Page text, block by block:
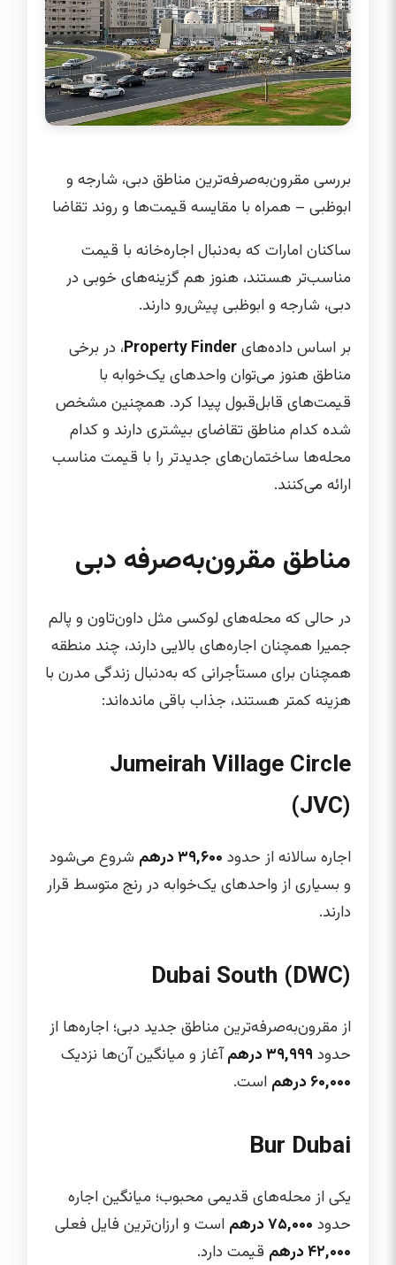
بررسی مقرون‌به‌صرفه‌ترین مناطق دبی، شارجه و
ابوظبی – همراه با مقایسه قیمت‌ها و روند تقاضا
ساکنان امارات که به‌دنبال اجاره‌خانه با قیمت
مناسب‌تر هستند، هنوز هم گزینه‌های خوبی در
دبی، شارجه و ابوظبی پیش‌رو دارند.
بر اساس داده‌هایProperty Finder، در برخی
مناطق هنوز می‌توان واحدهای یک‌خوابه با
قیمت‌های قابل‌قبول پیدا کرد. همچنین مشخص
شده کدام مناطق تقاضای بیشتری دارند و کدام
محله‌ها ساختمان‌های جدیدتر را با قیمت مناسب
ارائه می‌کنند.
مناطق مقرون‌به‌صرفه دبی
در حالی که محله‌های لوکسی مثل داون‌تاون و پالم
جمیرا همچنان اجاره‌های بالایی دارند، چند منطقه
همچنان برای مستأجرانی که به‌دنبال زندگی مدرن با
هزینه کمتر هستند، جذاب باقی مانده‌اند:
Jumeirah Village Circle
(JVC)
اجاره سالانه از حدود ۳۹,۶۰۰ درهم
شروع می‌شود
و بسیاری از واحدهای یک‌خوابه در رنج متوسط قرار
دارند.
Dubai South (DWC)
از مقرون‌به‌صرفه‌ترین مناطق جدید دبی؛ اجاره‌ها از
حدود ۳۹,۹۹۹ درهم
آغاز و میانگین آن‌ها نزدیک
۶۰,۰۰۰ درهم
است.
Bur Dubai
یکی از محله‌های قدیمی محبوب؛ میانگین اجاره
حدود ۷۵,۰۰۰ درهم
است و ارزان‌ترین فایل فعلی
۴۲,۰۰۰ درهم
قیمت دارد.